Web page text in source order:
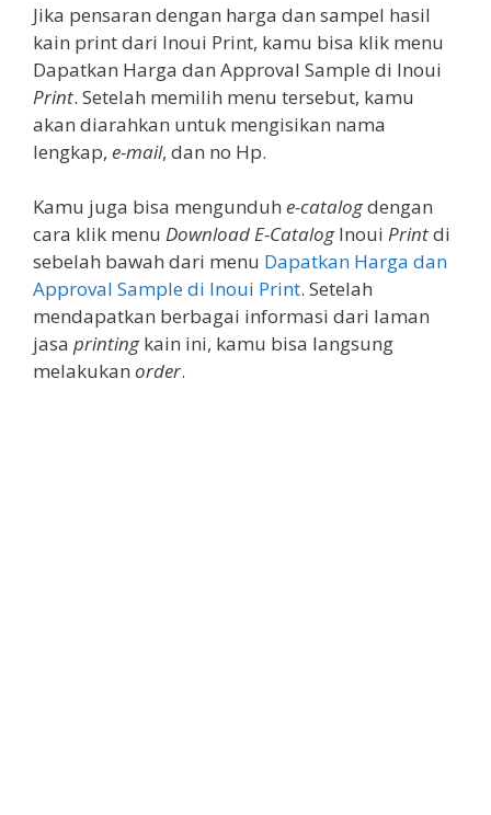
Jika pensaran dengan harga dan sampel hasil
kain print dari Inoui Print, kamu bisa klik menu
Dapatkan Harga dan Approval Sample di Inoui
Print. Setelah memilih menu tersebut, kamu
akan diarahkan untuk mengisikan nama
lengkap, e-mail, dan no Hp.
Kamu juga bisa mengunduh e-catalogdengan
cara klik menu Download E-CatalogInoui Printdi
sebelah bawah dari menu Dapatkan Harga dan
Approval Sample di Inoui Print. Setelah
mendapatkan berbagai informasi dari laman
jasa printingkain ini, kamu bisa langsung
melakukan order.